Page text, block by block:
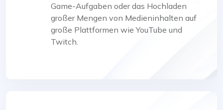
Game-Aufgaben oder das Hochladen
großer Mengen von Medieninhalten auf
große Plattformen wie YouTube und
Twitch.